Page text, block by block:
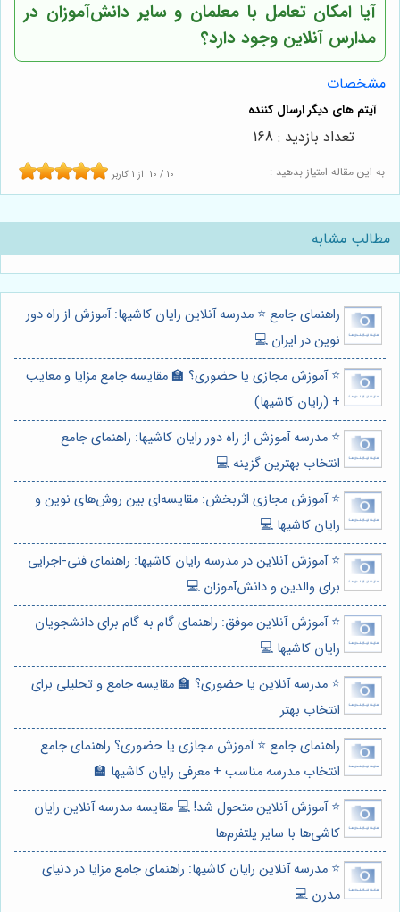
آیا امکان تعامل با معلمان و سایر دانش‌آموزان در
مدارس آنلاین وجود دارد؟
مشخصات
به این مقاله امتیاز بدهید : 10 / 10 از 1 کاربر
تعداد بازدید : 168
مطالب مشابه
راهنمای جامع ⭐️ مدرسه آنلاین رایان کاشیها: آموزش از راه دور
نوین در ایران 💻
⭐️ آموزش مجازی یا حضوری؟ 🏫 مقایسه جامع مزایا و معایب
+ (رایان کاشیها)
⭐️ مدرسه آموزش از راه دور رایان کاشیها: راهنمای جامع
انتخاب بهترین گزینه 💻
⭐️ آموزش مجازی اثربخش: مقایسه‌ای بین روش‌های نوین و
رایان کاشیها 💻
⭐️ آموزش آنلاین در مدرسه رایان کاشیها: راهنمای فنی-اجرایی
برای والدین و دانش‌آموزان 💻
⭐️ آموزش آنلاین موفق: راهنمای گام به گام برای دانشجویان
رایان کاشیها 💻
⭐️ مدرسه آنلاین یا حضوری؟ 🏫 مقایسه جامع و تحلیلی برای
انتخاب بهتر
راهنمای جامع ⭐️ آموزش مجازی یا حضوری؟ راهنمای جامع
انتخاب مدرسه مناسب + معرفی رایان کاشیها 🏫
⭐️ آموزش آنلاین متحول شد! 💻 مقایسه مدرسه آنلاین رایان
کاشی‌ها با سایر پلتفرم‌ها
⭐️ مدرسه آنلاین رایان کاشیها: راهنمای جامع مزایا در دنیای
مدرن 💻